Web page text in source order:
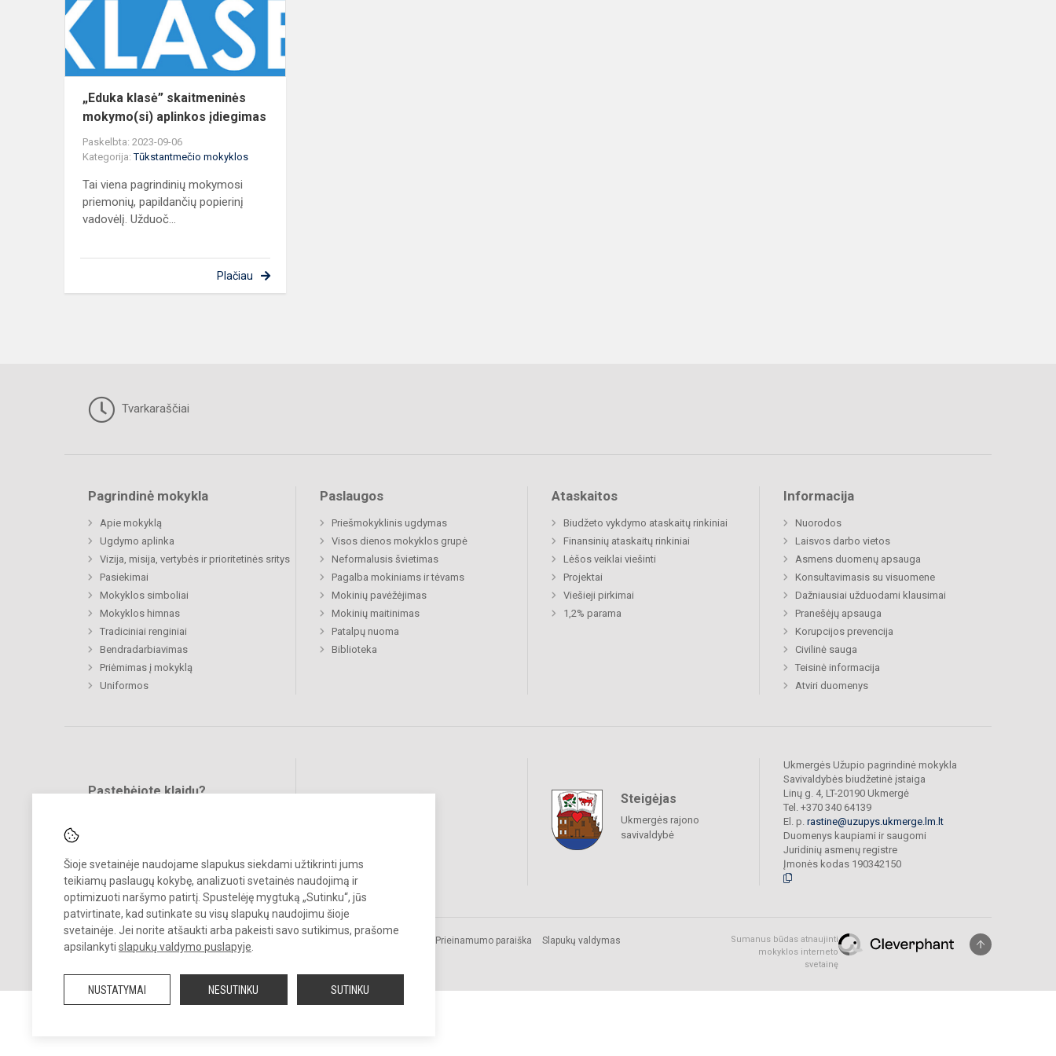
Šioje svetainėje naudojame slapukus siekdami užtikrinti jums
teikiamų paslaugų kokybę, analizuoti svetainės naudojimą ir
optimizuoti naršymo patirtį. Spustelėję mygtuką „Sutinku“, jūs
patvirtinate, kad sutinkate su visų slapukų naudojimu šioje
svetainėje. Jei norite atšaukti arba pakeisti savo sutikimus, prašome
apsilankyti slapukų valdymo puslapyje
NUSTATYMAI NESUTINKU SUTINKU
aplinkos
įdiegimas
„Eduka klasė” skaitmeninės
mokymo(si) aplinkos įdiegimas
Paskelbta: 2023-09-06
Kategorija:Tūkstantmečio mokyklos
Tai viena pagrindinių mokymosi
priemonių, papildančių popierinį
vadovėlį. Užduoč...
Plačiau
Tvarkaraščiai
Pagrindinė mokykla
Apie mokyklą
Ugdymo aplinka
Vizija, misija, vertybės ir prioritetinės sritys
Pasiekimai
Mokyklos simboliai
Mokyklos himnas
Tradiciniai renginiai
Bendradarbiavimas
Priėmimas į mokyklą
Uniformos
Paslaugos
Priešmokyklinis ugdymas
Visos dienos mokyklos grupė
Neformalusis švietimas
Pagalba mokiniams ir tėvams
Mokinių pavėžėjimas
Mokinių maitinimas
Patalpų nuoma
Biblioteka
Ataskaitos
Biudžeto vykdymo ataskaitų rinkiniai
Finansinių ataskaitų rinkiniai
Lėšos veiklai viešinti
Projektai
Viešieji pirkimai
1,2% parama
Informacija
Nuorodos
Laisvos darbo vietos
Asmens duomenų apsauga
Konsultavimasis su visuomene
Dažniausiai užduodami klausimai
Pranešėjų apsauga
Korupcijos prevencija
Civilinė sauga
Teisinė informacija
Atviri duomenys
Pastebėjote klaidų?
Steigėjas
Ukmergės rajono
savivaldybė
Ukmergės Užupio pagrindinė mokykla
Savivaldybės biudžetinė įstaiga
Linų g. 4, LT-20190 Ukmergė
Tel. +370 340 64139
El. p. rastine@uzupys.ukmerge.lm.lt
Duomenys kaupiami ir saugomi
Juridinių asmenų registre
Įmonės kodas 190342150
© 2022. Ukmergės Užupio pagrindinė mokykla. Visos teisės saugomos.
Kopijuoti turinį be raštiško įstaigos administracijos sutikimo griežtai
Prieinamumo paraiška Slapukų valdymas
Sumanus būdas atnaujinti
mokyklos interneto
svetainę